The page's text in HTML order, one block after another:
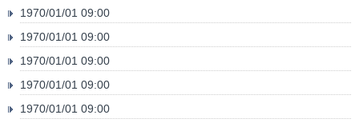
1970/01/01 09:00
1970/01/01 09:00
1970/01/01 09:00
1970/01/01 09:00
1970/01/01 09:00